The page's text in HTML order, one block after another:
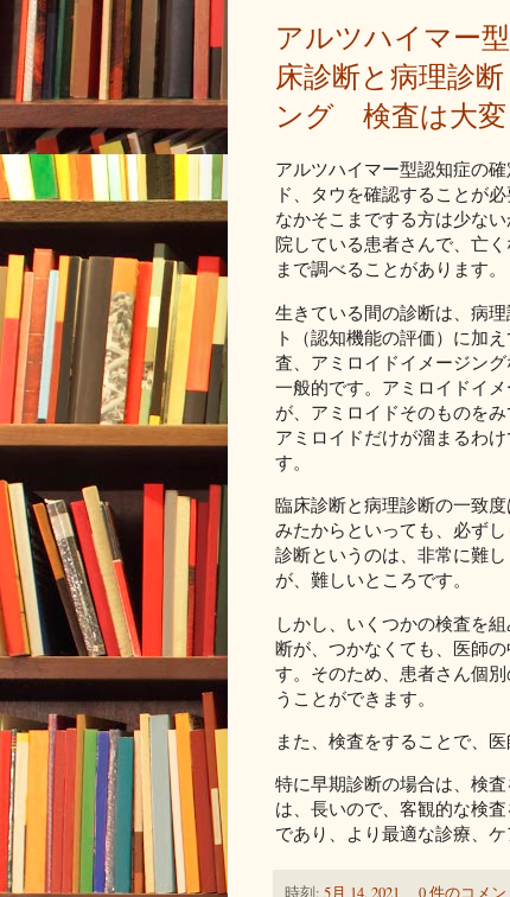
アルツハイマー
床診断と病理診
ング 検査は大変
アルツハイマー型認知症の
ド、タウを確認することが
なかそこまでする方は少な
院している患者さんで、亡
まで調べることがあります。
生きている間の診断は、病
ト（認知機能の評価）に加
査、アミロイドイメージン
一般的です。アミロイドイ
が、アミロイドそのものを
アミロイドだけが溜まるわ
す。
臨床診断と病理診断の一致
みたからといっても、必ず
診断というのは、非常に難
が、難しいところです。
しかし、いくつかの検査を
断が、つかなくても、医師
す。そのため、患者さん個
うことができます。
また、検査をすることで、
特に早期診断の場合は、検
は、長いので、客観的な検
であり、より最適な診療、ケ